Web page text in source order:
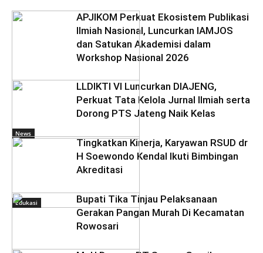
News
APJIKOM Perkuat Ekosistem Publikasi
Ilmiah Nasional, Luncurkan IAMJOS
dan Satukan Akademisi dalam
Workshop Nasional 2026
Edukasi
LLDIKTI VI Luncurkan DIAJENG,
Perkuat Tata Kelola Jurnal Ilmiah serta
Dorong PTS Jateng Naik Kelas
Tingkatkan Kinerja, Karyawan RSUD dr
H Soewondo Kendal Ikuti Bimbingan
Akreditasi
Bupati Tika Tinjau Pelaksanaan
Gerakan Pangan Murah Di Kecamatan
Rowosari